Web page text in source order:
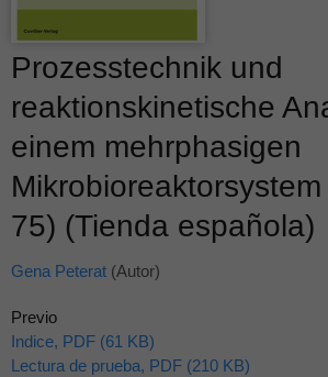
Prozesstechnik und
reaktionskinetische
einem mehrphasigen
75) (Tienda española)
Gena Peterat (Autor)
Previo
Indice, PDF (61 KB)
Lectura de prueba, PDF (210 KB)